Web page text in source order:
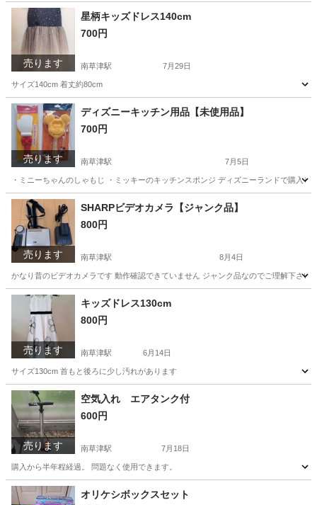
滋賀 草津市 南草津駅 バッグ
売ります
星柄キッズドレス140cm
700円
南草津駅 7月29日
サイズ140cm 着丈約80cm
滋賀 草津市 南草津駅 キッズ用品 キッズドレス
売ります
ディズニーキッチン用品【未使用品】
700円
南草津駅 7月5日
・ミニーちゃんのしゃもじ ・ミッキーのキッチンスポンジ ディズニーランドで購入
滋賀 草津市 調理器具 用品
売ります
SHARPビデオカメラ【ジャンク品】
800円
南草津駅 8月4日
かなり昔のビデオカメラです 動作確認できていません ジャンク品なのでご理解下さい
滋賀 草津市 南草津駅
売ります
キッズドレス130cm
800円
南草津駅 6月14日
サイズ130cm 首もと後ろに少し汚れがあります
滋賀 草津市 南草津駅 キッズ用品
売ります
空気入れ エアタンク付
600円
南草津駅 7月18日
購入から半年程経過。 問題なく使用できます。
滋賀 草津市 南草津駅 その他
オリケシボックスセット